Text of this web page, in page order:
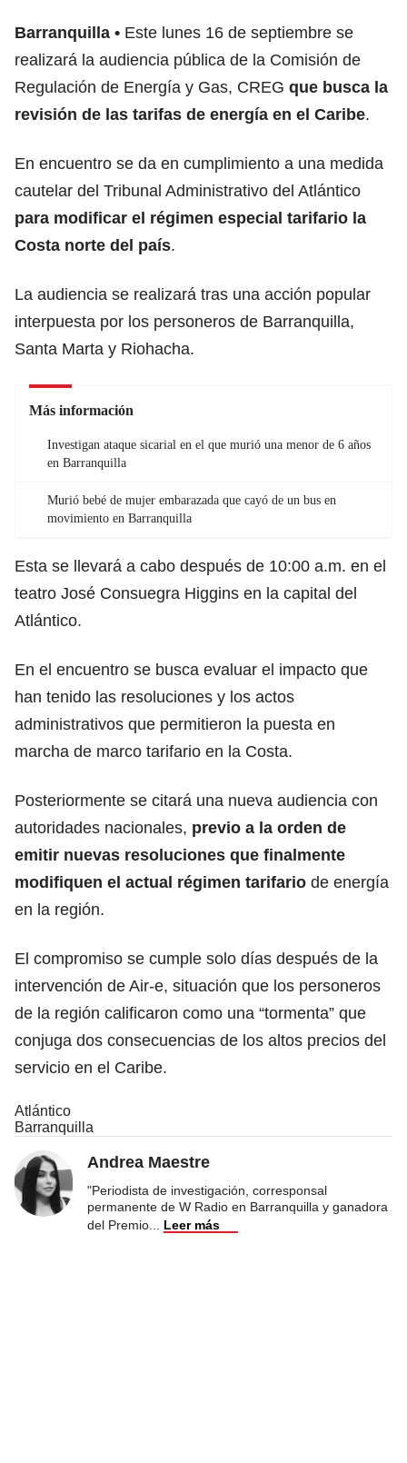
Barranquilla
Este lunes 16 de septiembre se
realizará la audiencia pública de la Comisión de
Regulación de Energía y Gas, CREG que busca la
revisión de las tarifas de energía en el Caribe.
En encuentro se da en cumplimiento a una medida
cautelar del Tribunal Administrativo del Atlántico
para modificar el régimen especial tarifario la
Costa norte del país.
La audiencia se realizará tras una acción popular
interpuesta por los personeros de Barranquilla,
Santa Marta y Riohacha.
Más información
Investigan ataque sicarial en el que murió una menor de 6 años
en Barranquilla
Murió bebé de mujer embarazada que cayó de un bus en
movimiento en Barranquilla
Esta se llevará a cabo después de 10:00 a.m. en el
teatro José Consuegra Higgins en la capital del
Atlántico.
En el encuentro se busca evaluar el impacto que
han tenido las resoluciones y los actos
administrativos que permitieron la puesta en
marcha de marco tarifario en la Costa.
Posteriormente se citará una nueva audiencia con
autoridades nacionales, previo a la orden de
emitir nuevas resoluciones que finalmente
modifiquen el actual régimen tarifario de energía
en la región.
El compromiso se cumple solo días después de la
intervención de Air-e, situación que los personeros
de la región calificaron como una “tormenta” que
conjuga dos consecuencias de los altos precios del
servicio en el Caribe.
Atlántico
Barranquilla
Andrea Maestre
"Periodista de investigación, corresponsal
permanente de W Radio en Barranquilla y ganadora
del Premio
Leer más